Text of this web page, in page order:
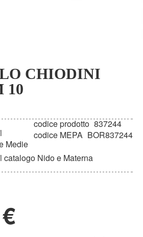
CHIODINI
10
codice prodotto 837244
codice MEPA BOR837244
Medie
catalogo Nido e Materna